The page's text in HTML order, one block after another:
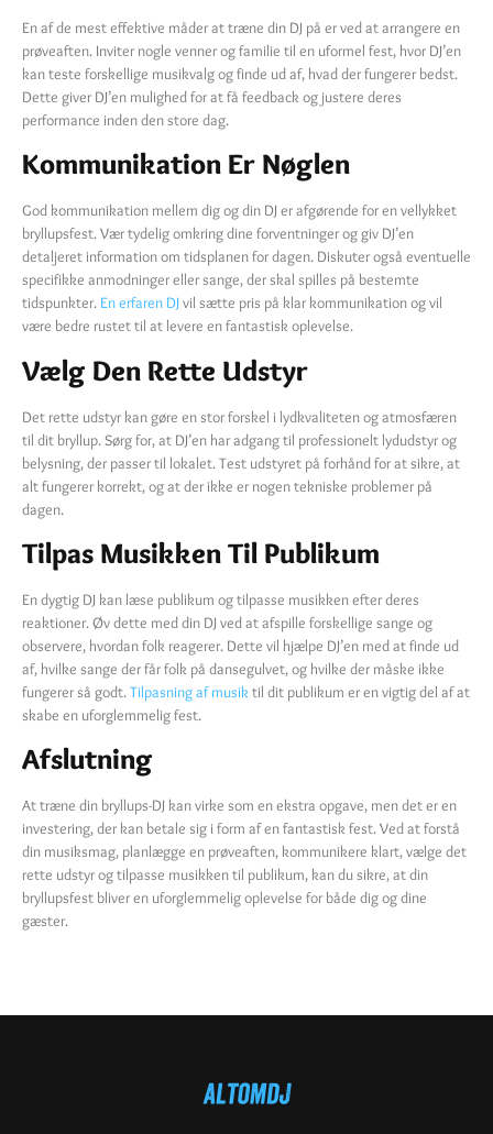
En af de mest effektive måder at træne din DJ på er ved at arrangere en
prøveaften. Inviter nogle venner og familie til en uformel fest, hvor DJ’en
kan teste forskellige musikvalg og finde ud af, hvad der fungerer bedst.
Dette giver DJ’en mulighed for at få feedback og justere deres
performance inden den store dag.
Kommunikation Er Nøglen
God kommunikation mellem dig og din DJ er afgørende for en vellykket
bryllupsfest. Vær tydelig omkring dine forventninger og giv DJ’en
detaljeret information om tidsplanen for dagen. Diskuter også eventuelle
specifikke anmodninger eller sange, der skal spilles på bestemte
tidspunkter. En erfaren DJvil sætte pris på klar kommunikation og vil
være bedre rustet til at levere en fantastisk oplevelse.
Vælg Den Rette Udstyr
Det rette udstyr kan gøre en stor forskel i lydkvaliteten og atmosfæren
til dit bryllup. Sørg for, at DJ’en har adgang til professionelt lydudstyr og
belysning, der passer til lokalet. Test udstyret på forhånd for at sikre, at
alt fungerer korrekt, og at der ikke er nogen tekniske problemer på
dagen.
Tilpas Musikken Til Publikum
En dygtig DJ kan læse publikum og tilpasse musikken efter deres
reaktioner. Øv dette med din DJ ved at afspille forskellige sange og
observere, hvordan folk reagerer. Dette vil hjælpe DJ’en med at finde ud
af, hvilke sange der får folk på dansegulvet, og hvilke der måske ikke
fungerer så godt.Tilpasning af musiktil dit publikum er en vigtig del af at
skabe en uforglemmelig fest.
Afslutning
At træne din bryllups-DJ kan virke som en ekstra opgave, men det er en
investering, der kan betale sig i form af en fantastisk fest. Ved at forstå
din musiksmag, planlægge en prøveaften, kommunikere klart, vælge det
rette udstyr og tilpasse musikken til publikum, kan du sikre, at din
bryllupsfest bliver en uforglemmelig oplevelse for både dig og dine
gæster.